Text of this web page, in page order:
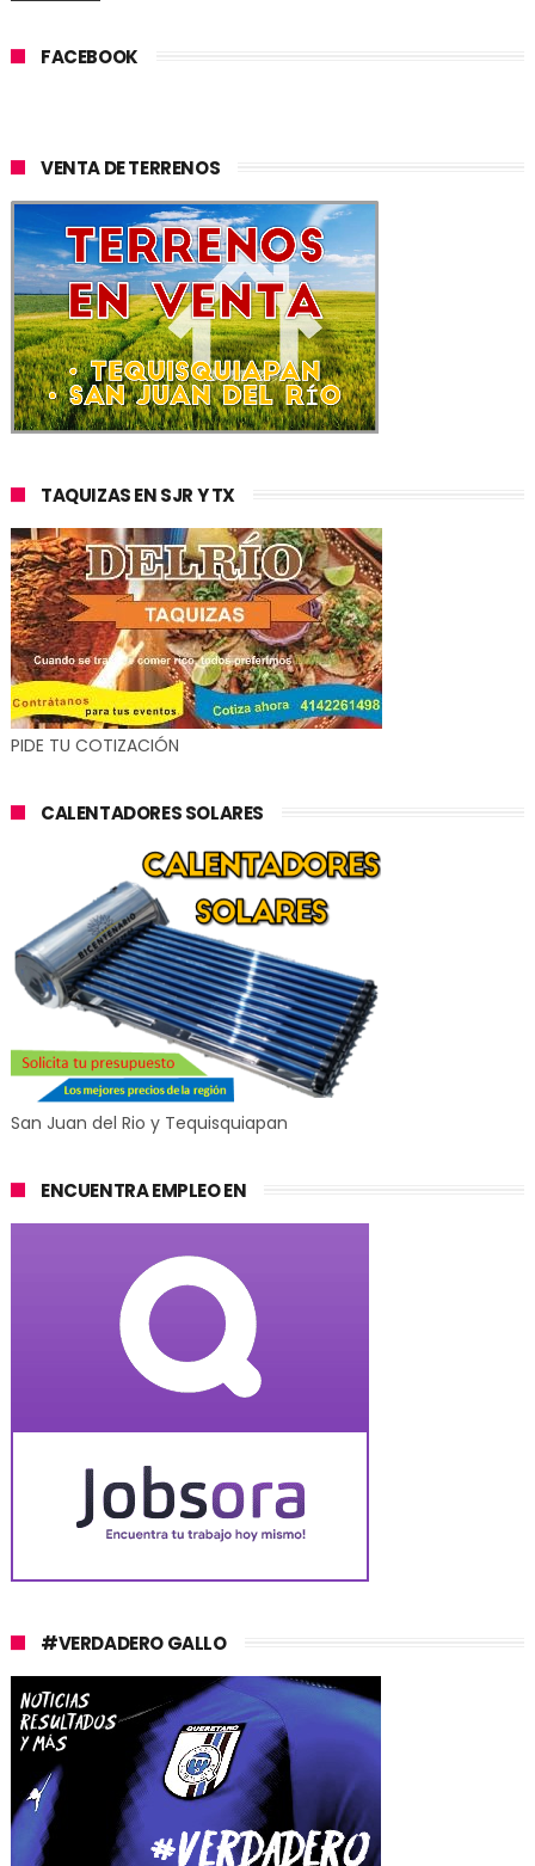
FACEBOOK
VENTA DE TERRENOS
TAQUIZAS EN SJR Y TX
PIDE TU COTIZACIÓN
CALENTADORES SOLARES
San Juan del Rio y Tequisquiapan
ENCUENTRA EMPLEO EN
#VERDADERO GALLO